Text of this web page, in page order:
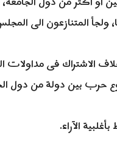
ولجأ المتنازعون الى
الاشتراك فى مداولات
بين دولة من دول
الآراء.